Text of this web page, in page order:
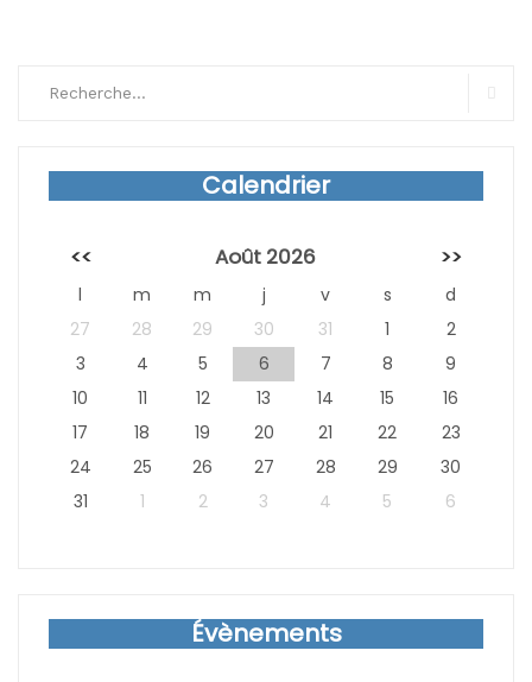
Calendrier
<< Août 2026 >>
l m m j v s
d
27
28 29 30 31 1
2
3
4 5 6 7 8
9
10
11 12 13 14 15
16
17
18 19 20 21 22
23
24
25 26 27 28 29
30
31
1 2 3 4 5 6
Évènements